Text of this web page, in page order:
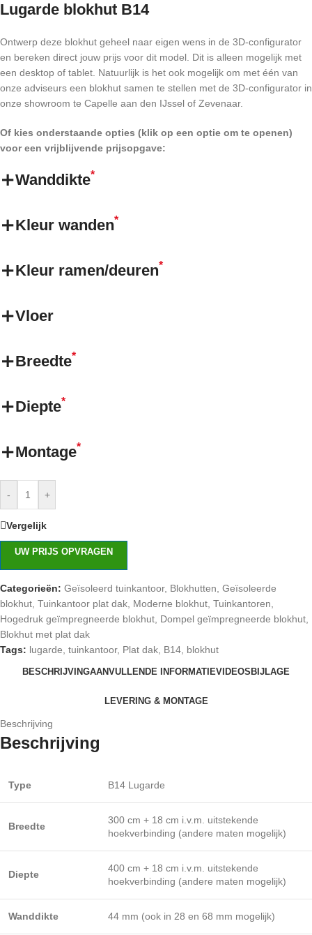
Lugarde blokhut B14
Ontwerp deze blokhut geheel naar eigen wens in de 3D-configurator
en bereken direct jouw prijs voor dit model. Dit is alleen mogelijk met
een desktop of tablet. Natuurlijk is het ook mogelijk om met één van
onze adviseurs een blokhut samen te stellen met de 3D-configurator in
onze showroom te Capelle aan den IJssel of Zevenaar.
Of kies onderstaande opties (klik op een optie om te openen)
voor een vrijblijvende prijsopgave:
Wanddikte*
Kleur wanden*
Kleur ramen/deuren*
Vloer
Breedte*
Diepte*
Montage*
- +
Vergelijk
UW PRIJS OPVRAGEN
Categorieën: Geïsoleerd tuinkantoor, Blokhutten, Geïsoleerde
blokhut, Tuinkantoor plat dak, Moderne blokhut, Tuinkantoren,
Hogedruk geïmpregneerde blokhut, Dompel geïmpregneerde blokhut,
Blokhut met plat dak
Tags: lugarde, tuinkantoor, Plat dak, B14, blokhut
BESCHRIJVINGAANVULLENDE INFORMATIEVIDEOS BIJLAGE
LEVERING & MONTAGE
Beschrijving
Beschrijving
Type B14 Lugarde
Breedte
300 cm + 18 cm i.v.m. uitstekende
hoekverbinding (andere maten mogelijk)
Diepte
400 cm + 18 cm i.v.m. uitstekende
hoekverbinding (andere maten mogelijk)
Wanddikte 44 mm (ook in 28 en 68 mm mogelijk)